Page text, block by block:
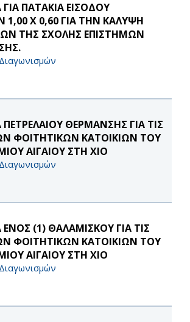
ΠΑΤΑΚΙΑ ΕΙΣΟΔΟΥ
1,00 Χ 0,60 ΓΙΑ ΤΗΝ ΚΑΛΥΨΗ
ΤΗΣ ΣΧΟΛΗΣ ΕΠΙΣΤΗΜΩΝ
ΘΕΡΜΑΝΣΗΣ ΓΙΑ ΤΙΣ
ΦΟΙΤΗΤΙΚΩΝ ΚΑΤΟΙΚΙΩΝ ΤΟΥ
ΑΙΓΑΙΟΥ ΣΤΗ ΧΙΟ
(1) ΘΑΛΑΜΙΣΚΟΥ ΓΙΑ ΤΙΣ
ΦΟΙΤΗΤΙΚΩΝ ΚΑΤΟΙΚΙΩΝ ΤΟΥ
ΑΙΓΑΙΟΥ ΣΤΗ ΧΙΟ